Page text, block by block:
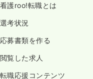
看護roo!転職とは
選考状況
応募書類を作る
閲覧した求人
転職応援コンテンツ